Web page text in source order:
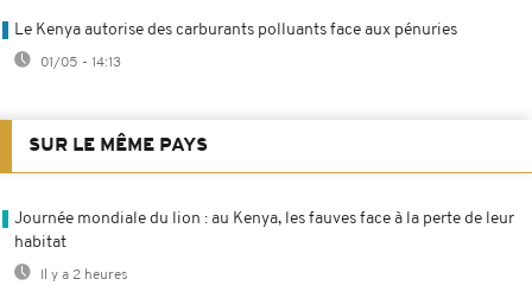
Le Kenya autorise des carburants polluants face aux pénuries
01/05 - 14:13
SUR LE MÊME PAYS
Journée mondiale du lion : au Kenya, les fauves face à la perte de leur
habitat
Il y a 2 heures